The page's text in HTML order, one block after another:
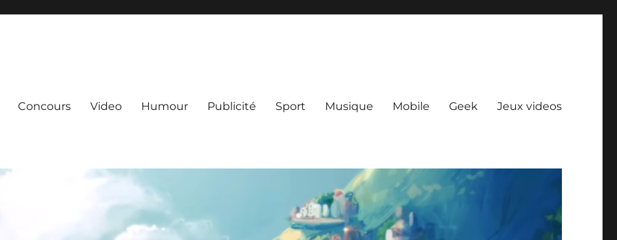
Concours Video Humour Publicité Sport Musique Mobile Geek Jeux videos